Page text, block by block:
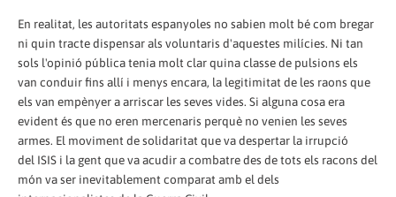
En realitat, les autoritats espanyoles no sabien molt bé com bregar
ni quin tracte dispensar als voluntaris d'aquestes milícies. Ni tan
sols l'opinió pública tenia molt clar quina classe de pulsions els
van conduir fins allí i menys encara, la legitimitat de les raons que
els van empènyer a arriscar les seves vides. Si alguna cosa era
evident és que no eren mercenaris perquè no venien les seves
armes. El moviment de solidaritat que va despertar la irrupció
del ISIS i la gent que va acudir a combatre des de tots els racons del
món va ser inevitablement comparat amb el dels